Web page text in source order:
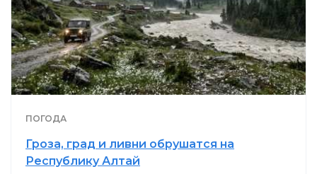
ПОГОДА
Гроза, град и ливни обрушатся на
Республику Алтай